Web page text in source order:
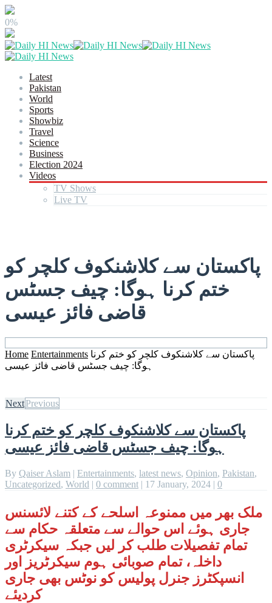
0%
Latest
Pakistan
World
Sports
Showbiz
Travel
Science
Business
Election 2024
Videos
TV Shows
Live TV
پاکستان سے کلاشنکوف کلچر کو
ختم کرنا ہوگا: چیف جسٹس
قاضی فائز عیسی
Home Entertainments پاکستان سے کلاشنکوف کلچر کو ختم کرنا
ہوگا: چیف جسٹس قاضی فائز عیسی
NextPrevious
پاکستان سے کلاشنکوف کلچر کو ختم کرنا
ہوگا: چیف جسٹس قاضی فائز عیسی
By Qaiser Aslam | Entertainments, latest news, Opinion, Pakistan,
Uncategorized, World | 0 comment | 17 January, 2024 | 0
ملک بھر میں ممنوعہ اسلحے کے کتنے لائسنس
جاری ہوئے اس حوالے سے متعلقہ حکام سے
تمام تفصیلات طلب کر لیں جبکہ سیکرٹری
داخلہ، تمام صوبائی ہوم سیکرٹریز اور
انسپکٹرز جنرل پولیس کو نوٹس بھی جاری
کردیئے